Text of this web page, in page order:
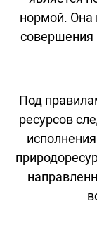
нормой. Она
совершения
Под
ресурсов